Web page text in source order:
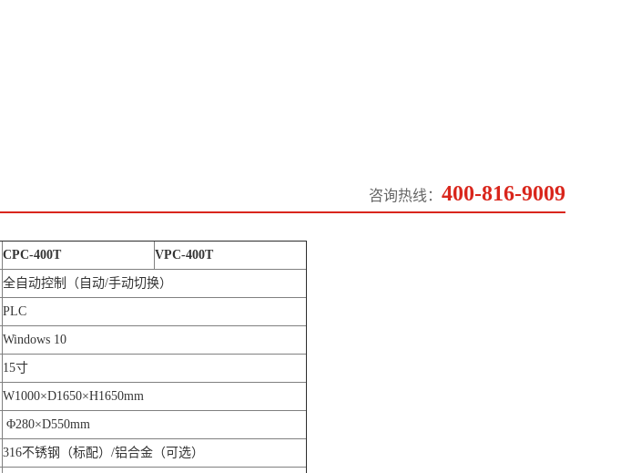
咨询热线： 400-816-9009
CPC-400T VPC-400T
全自动控制（自动/手动切换）
PLC
Windows 10
15寸
W1000×D1650×H1650mm
Φ280×D550mm
316不锈钢（标配）/铝合金（可选）